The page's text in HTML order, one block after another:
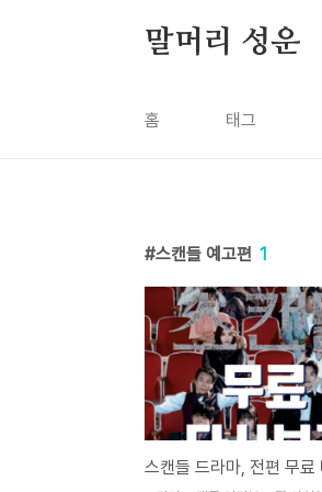
말머리 성운
홈 태그
스캔들 예고편 1